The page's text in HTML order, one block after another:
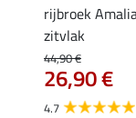
rijbroek
zitvlak
44,90 €
26,90 €
4.7